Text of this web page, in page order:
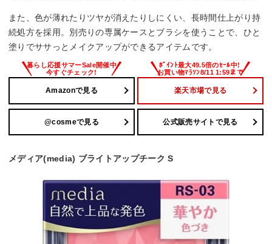
また、色が薄れたりツヤが消えたりしにくい、長時間仕上がり持
続処方を採用。別売りの専属ケースとブラシを使うことで、ひと
塗りでササっとメイクアップができるアイテムです。
Amazonで見る 楽天市場で見る
@cosmeで見る 公式販売サイトで見る
メディア(media) ブライトアップチーク S